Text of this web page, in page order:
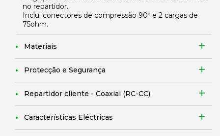
no repartidor.
Inclui conectores de compressão 90º e 2 cargas de
75ohm.
Materiais
Protecção e Segurança
Repartidor cliente - Coaxial (RC-CC)
Características Eléctricas